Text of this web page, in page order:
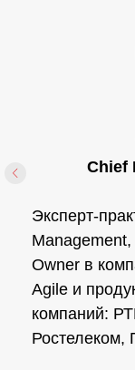
Head of
Опыт
Carlsberg,
Travel,
150+ часов
Кейс клуб,